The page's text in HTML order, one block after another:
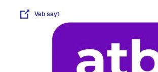
Veb sayt